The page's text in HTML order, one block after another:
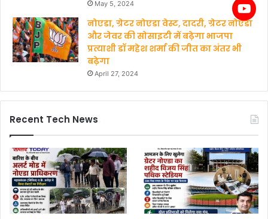
May 5, 2024
नोएडा, ग्रेटर नोएडा वेस्ट, दादरी, ग्रेटर नोएडा
और जेवर की सोसाइटी में बढ़ेगा भाजपा
प्रत्याशी डॉ महेश शर्मा की जीत का अंतर भी
बढ़ेगा
April 27, 2024
Recent Tech News